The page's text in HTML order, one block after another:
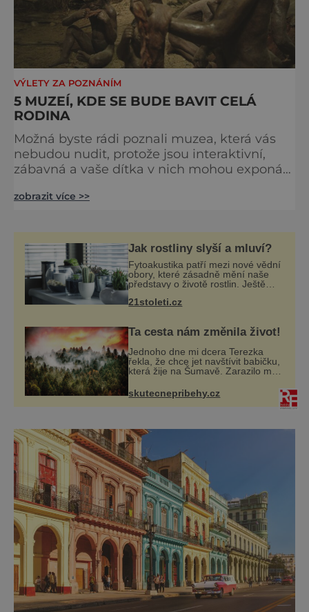
VÝLETY ZA POZNÁNÍM
5 MUZEÍ, KDE SE BUDE BAVIT CELÁ
RODINA
Možná byste rádi poznali muzea, která vás
nebudou nudit, protože jsou interaktivní,
zábavná a vaše dítka v nich mohou exponáty
návštěvy takového muzea je i vstřebávání
každý zapamatuje snáze. Takže kam se
vydat? Anthropos Brno Ukažte dětem
rekonstrukci mamuta! Určitě zůsta
zobrazit více >>
Jak rostliny slyší a mluví?
Fytoakustika patří mezi nové vědní
obory, které zásadně mění naše
představy o životě rostlin. Ještě
rostliny považovány za tiché a
21stoleti.cz
Ta cesta nám změnila život!
Jednoho dne mi dcera Terezka
řekla, že chce jet navštívit babičku,
která žije na Šumavě. Zarazilo mě
rodině neměli. Naše pětiletá dcera
Terezka měla vždycky divokou fan
skutecnepribehy.cz